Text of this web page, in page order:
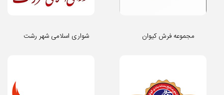
شواری اسلامی شهر رشت مجموعه فرش کیوان